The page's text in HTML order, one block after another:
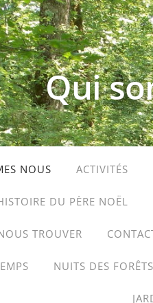
Qui
NOUS ACTIVITÉS
DU PÈRE NOËL
TROUVER
NUITS DES